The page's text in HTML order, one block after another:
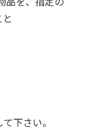
下さい。